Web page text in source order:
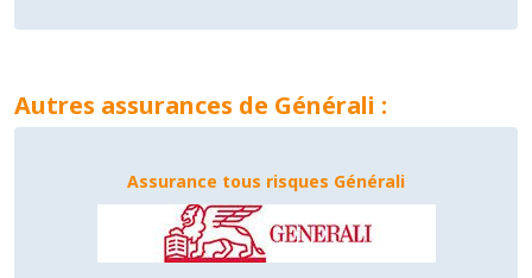
Autres assurances de Générali :
Assurance tous risques Générali